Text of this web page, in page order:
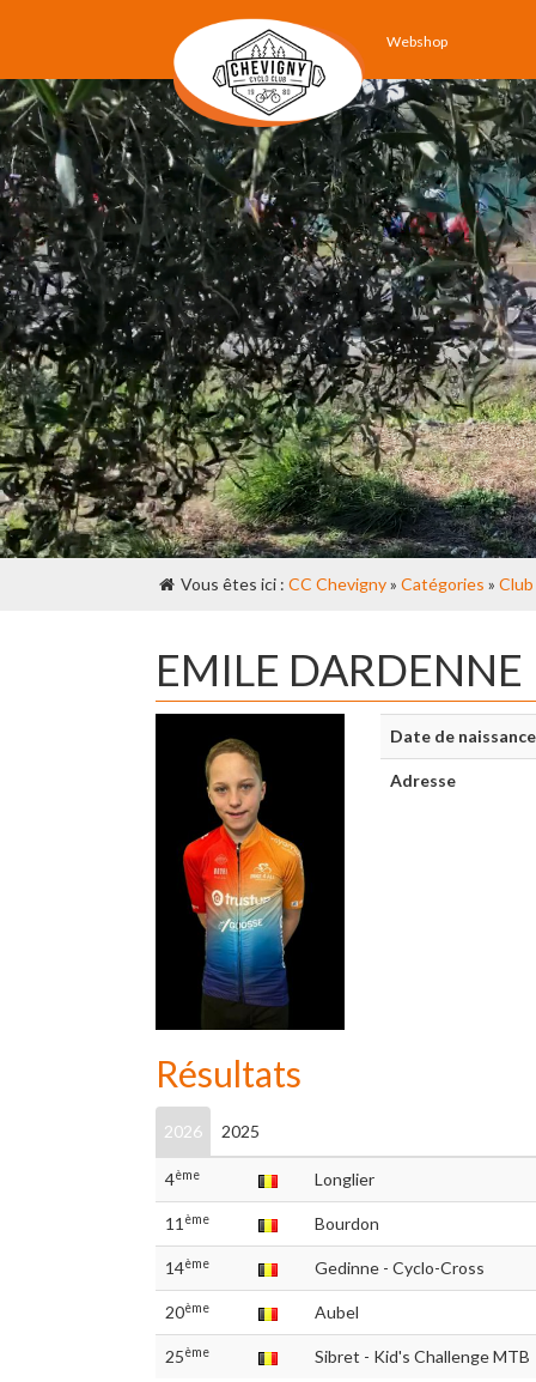
Webshop
Vous êtes ici : CC Chevigny» Catégories » Club
EMILE DARDENNE
Date de naissance
Adresse
Résultats
2026 2025
4ème Longlier
11 ème Bourdon
14ème Gedinne - Cyclo-Cross
20ème Aubel
25ème Sibret - Kid's Challenge MTB